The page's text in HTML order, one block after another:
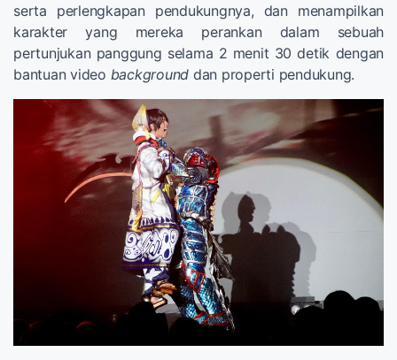
serta perlengkapan pendukungnya, dan menampilkan
karakter yang mereka perankan dalam sebuah
pertunjukan panggung selama 2 menit 30 detik dengan
bantuan video background dan properti pendukung.